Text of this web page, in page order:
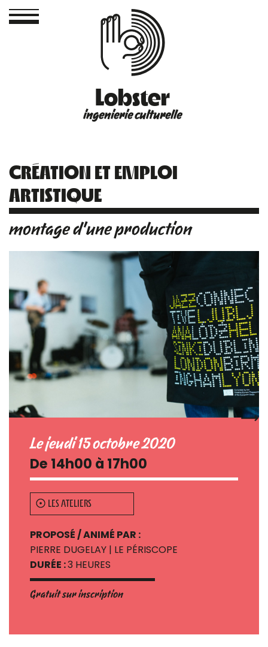
Lobster
ingenierie culturelle
CRÉATION ET EMPLOI
ARTISTIQUE
montage d'une production
Le jeudi 15 octobre 2020
De 14h00 à 17h00
LES ATELIERS
PROPOSÉ / ANIMÉ PAR :
PIERRE DUGELAY | LE PÉRISCOPE
DURÉE :3 HEURES
Gratuit sur inscription